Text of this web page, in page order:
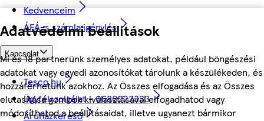
Adatvédelmi beállítások
Mi és 18 partnerünk személyes adatokat, például böngészési
adatokat vagy egyedi azonosítókat tárolunk a készülékeden, és
hozzáférhetünk azokhoz. Az Összes elfogadása és az Összes
elutasítása gombok kiválasztásával elfogadhatod vagy
módosíthatod a beállításaidat, illetve ugyanezt bármikor
Kedvenceim
ÁFÁ-s számla igénylés
Kapcsolat
Tesco.hu
Ügyfélszolgálat - 0680222333
Áruházkereső